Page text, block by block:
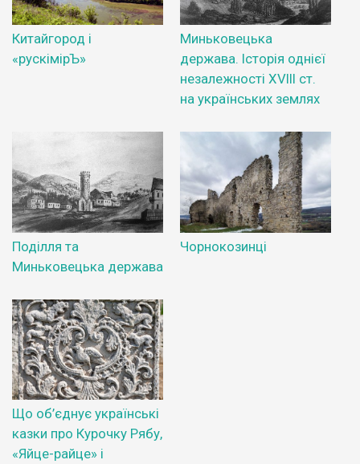
Китайгород i
«рускімірЪ»
Миньковецька
держава. Історія однієї
незалежності XVIII ст.
на українських землях
Поділля та
Миньковецька держава
Чорнокозинці
Що об’єднує українські
казки про Курочку Рябу,
«Яйце-райце» і